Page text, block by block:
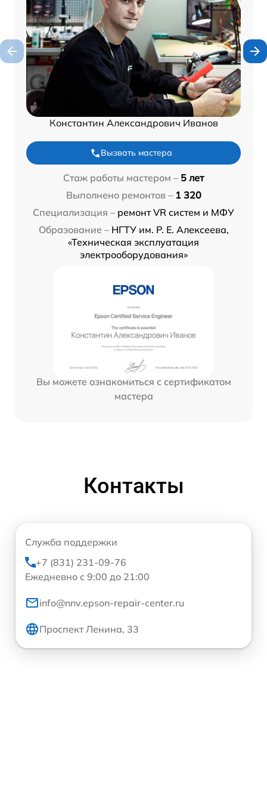
Константин Александрович Иванов
Вызвать мастера
Стаж работы мастером – 5 лет
Выполнено ремонтов – 1 320
Специализация – ремонт VR систем и МФУ
Образование – НГТУ им. Р. Е. Алексеева,
«Техническая эксплуатация
электрооборудования»
Вы можете ознакомиться с сертификатом
мастера
Контакты
Служба поддержки
+7 (831) 231-09-76
Ежедневно с 9:00 до 21:00
info@nnv.epson-repair-center.ru
Проспект Ленина, 33